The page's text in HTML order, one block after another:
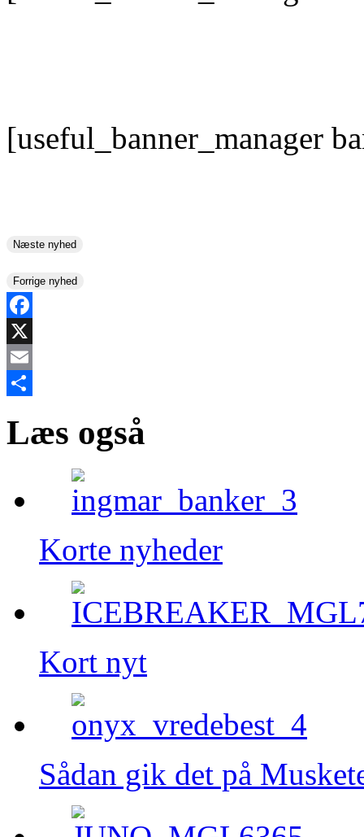
[useful_banner_manager
Næste nyhed
Forrige nyhed
Facebook
X
Email
Læs også
Korte nyheder
Kort nyt
Sådan gik det på